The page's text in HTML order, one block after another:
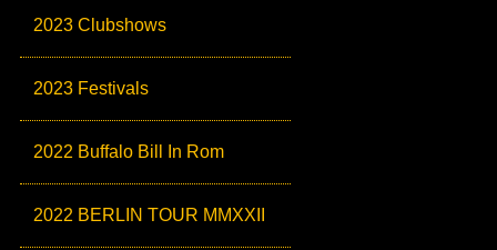
2023 Clubshows
2023 Festivals
2022 Buffalo Bill In Rom
2022 BERLIN TOUR MMXXII